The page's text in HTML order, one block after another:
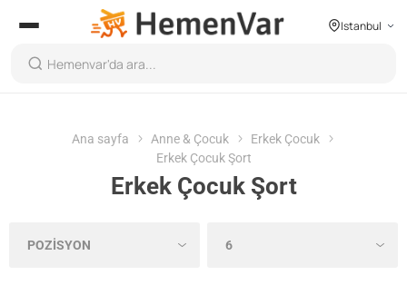
Istanbul
Ana sayfa Anne & Çocuk
Erkek Çocuk
Erkek Çocuk Şort
Erkek Çocuk Şort